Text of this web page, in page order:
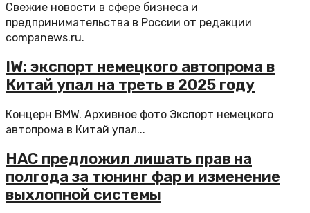
Свежие новости в сфере бизнеса и
предпринимательства в России от редакции
companews.ru.
IW: экспорт немецкого автопрома в
Китай упал на треть в 2025 году
Концерн BMW. Архивное фото Экспорт немецкого
автопрома в Китай упал...
НАС предложил лишать прав на
полгода за тюнинг фар и изменение
выхлопной системы